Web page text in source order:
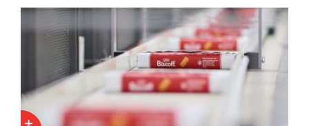
andere Guiness en voorgemixte cocktails.